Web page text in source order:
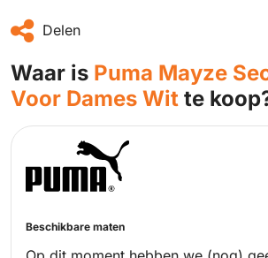
Delen
Waar is Puma Mayze
Voor Dames Wit te
Beschikbare maten